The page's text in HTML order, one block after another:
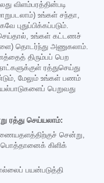
விளம்பரத்தின்படி
உங்கள் சந்தா,
புதுப்பிக்கப்படும்.
உங்கள் கட்டணச்
தொடர்ந்து அணுகலாம்.
திரும்பப் பெற
ரத்துசெய்து
மேலும் உங்கள் பணம்
பெறுவது
ரத்து செய்யலாம்:
சென்று,
பொத்தானைக் கிளிக்
பயன்படுத்தி